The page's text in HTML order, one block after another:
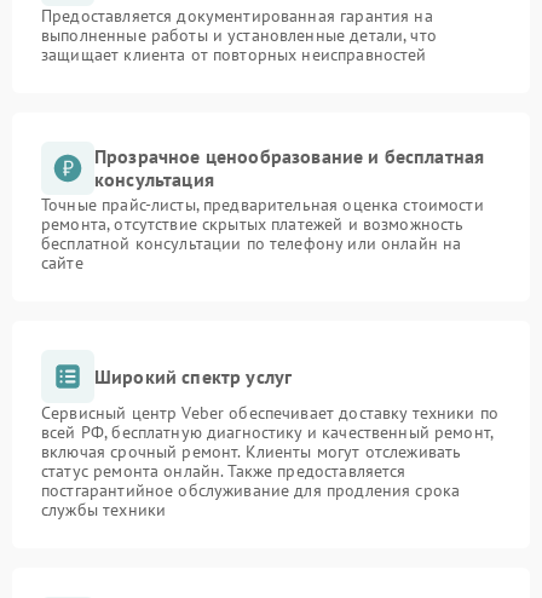
Предоставляется документированная гарантия на
выполненные работы и установленные детали, что
защищает клиента от повторных неисправностей
Прозрачное ценообразование и бесплатная
консультация
Точные прайс-листы, предварительная оценка стоимости
ремонта, отсутствие скрытых платежей и возможность
бесплатной консультации по телефону или онлайн на
сайте
Широкий спектр услуг
Сервисный центр Veber обеспечивает доставку техники по
всей РФ, бесплатную диагностику и качественный ремонт,
включая срочный ремонт. Клиенты могут отслеживать
статус ремонта онлайн. Также предоставляется
постгарантийное обслуживание для продления срока
службы техники